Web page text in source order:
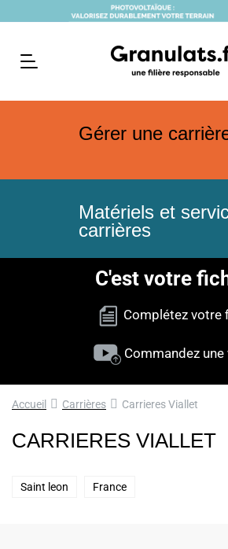
Gérer une
Matériels et
carrières
C'est votre
Complétez votre
Commandez une
Accueil Carrières Carrieres Viallet
CARRIERES VIALLET
Saint leon France